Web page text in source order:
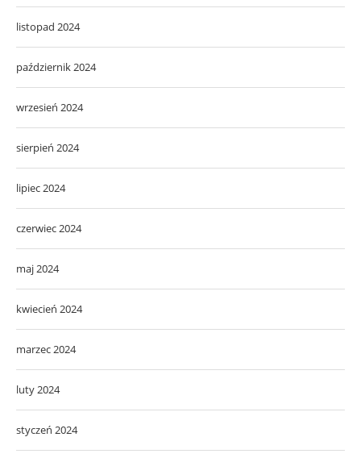
listopad 2024
październik 2024
wrzesień 2024
sierpień 2024
lipiec 2024
czerwiec 2024
maj 2024
kwiecień 2024
marzec 2024
luty 2024
styczeń 2024